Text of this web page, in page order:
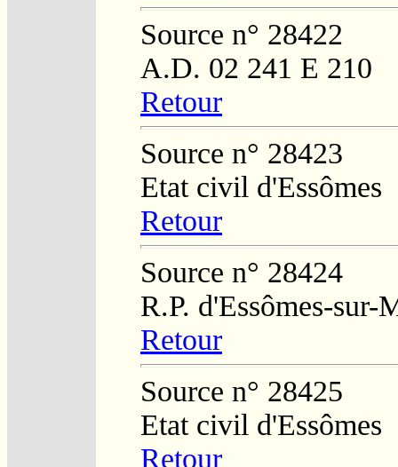
Source n° 28422
A.D. 02 241 E 210
Retour
Source n° 28423
Etat civil d'Essômes
Retour
Source n° 28424
R.P. d'Essômes-sur-
Retour
Source n° 28425
Etat civil d'Essômes
Retour